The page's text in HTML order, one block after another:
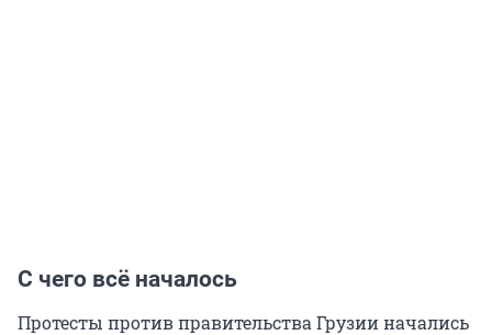
С чего всё началось
Протесты против правительства Грузии начались